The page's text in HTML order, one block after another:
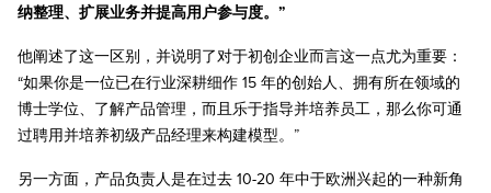
纳整理、扩展业务并提高用户参与度。”
他阐述了这一区别，并说明了对于初创企业而言这一点尤为重要：
“如果你是一位已在行业深耕细作 15 年的创始人、拥有所在领域的
博士学位、了解产品管理，而且乐于指导并培养员工，那么你可通
过聘用并培养初级产品经理来构建模型。”
另一方面，产品负责人是在过去 10-20 年中于欧洲兴起的一种新角